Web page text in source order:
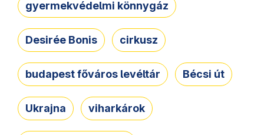
gyermekvédelmi könnygáz
Desirée Bonis cirkusz
budapest főváros levéltár Bécsi út
Ukrajna viharkárok